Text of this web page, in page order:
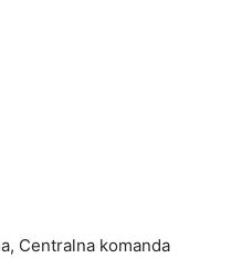
Centralna komanda